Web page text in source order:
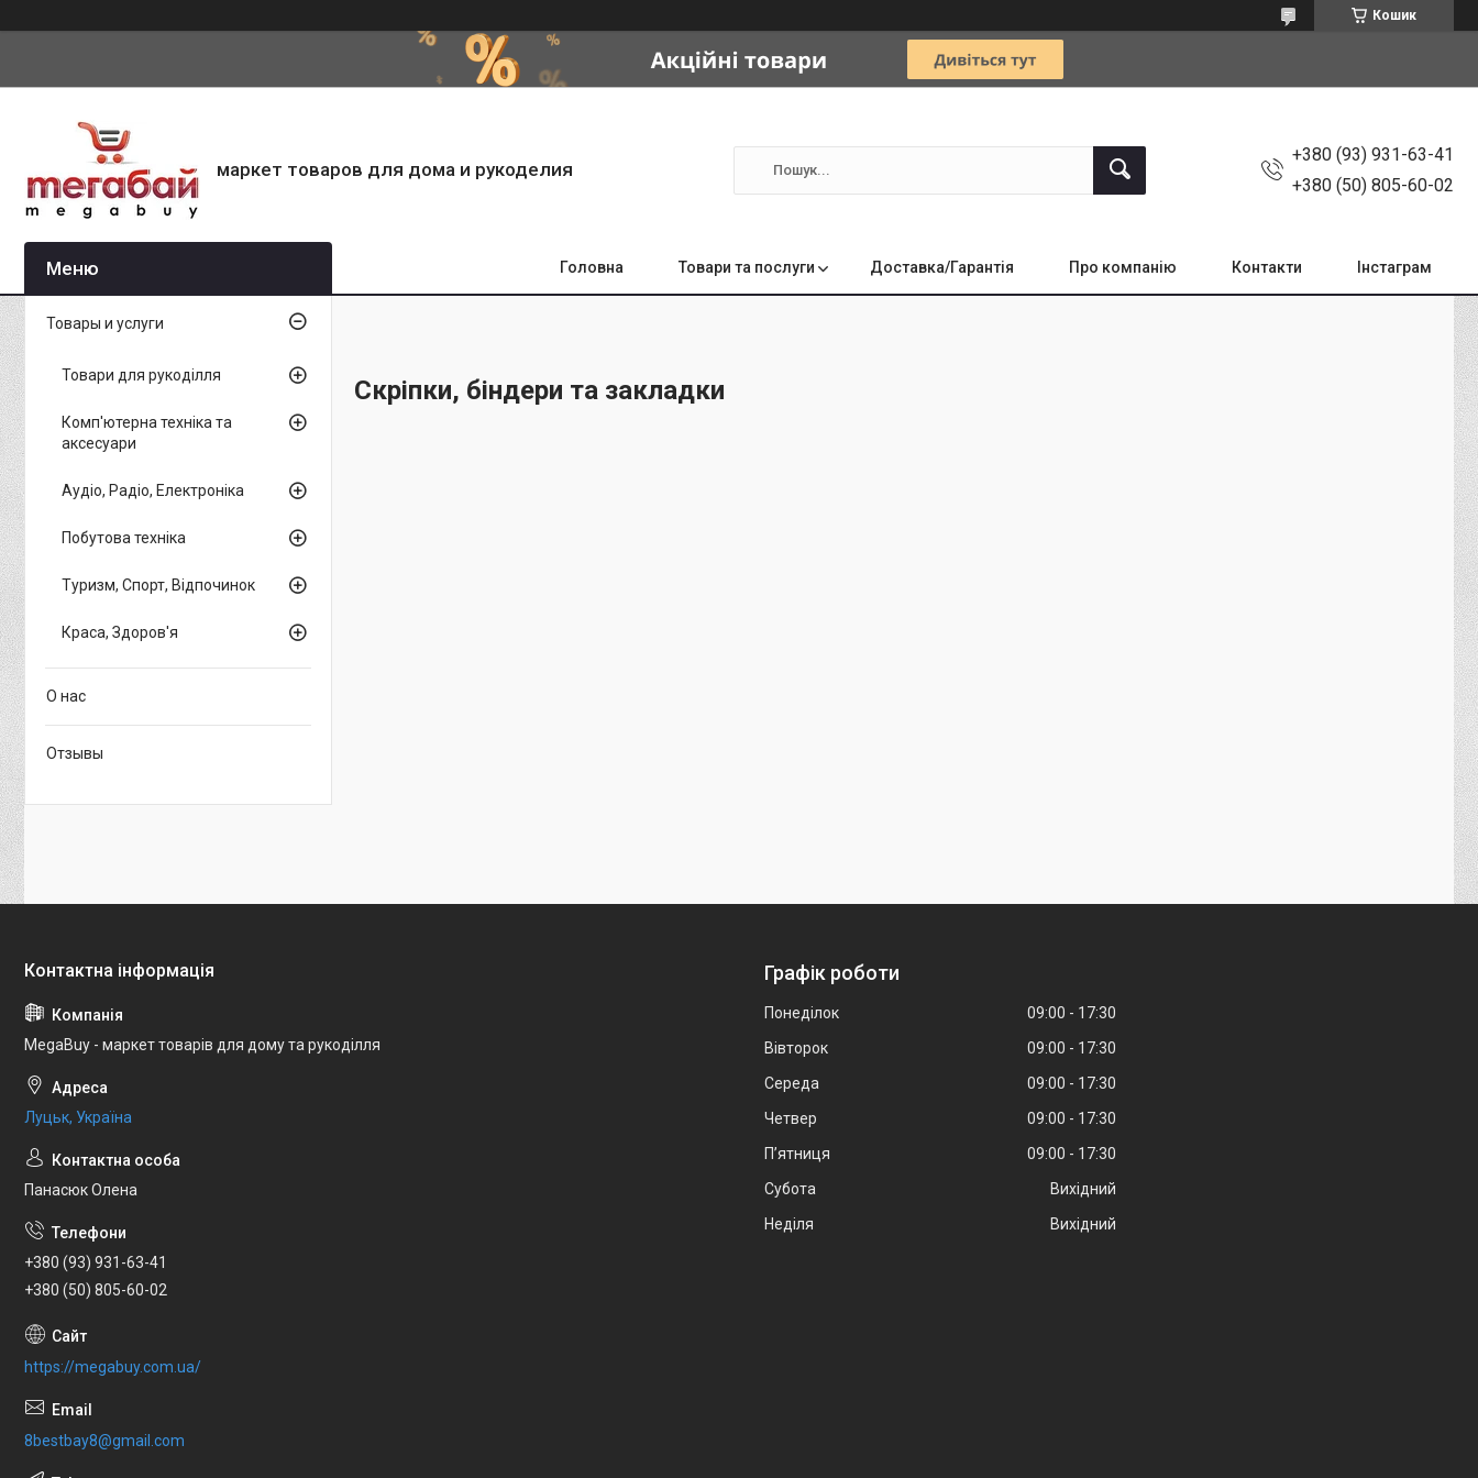
Кошик
маркет товаров для дома и рукоделия
+380 (93) 931-63-41
+380 (50) 805-60-02
Головна Товари та послуги Доставка/Гарантія Про компанію Контакти Інстаграм
Скріпки, біндери та закладки
Товары и услуги
Товари для рукоділля
Комп'ютерна техніка та
аксесуари
Аудіо, Радіо, Електроніка
Побутова техніка
Туризм, Спорт, Відпочинок
Краса, Здоров'я
О нас
Отзывы
MegaBuy - маркет товарів для дому та рукоділля
Луцьк, Україна
Панасюк Олена
+380 (93) 931-63-41
+380 (50) 805-60-02
https://megabuy.com.ua/
8bestbay8@gmail.com
Графік роботи
Понеділок 09:00
17:30
Вівторок
09:00
17:30
Середа
09:00
17:30
Четвер
09:00
17:30
Пʼятниця
09:00
17:30
Субота
Вихідний
Неділя
Вихідний